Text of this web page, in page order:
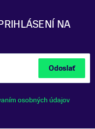
NA
Odoslať
osobných údajov